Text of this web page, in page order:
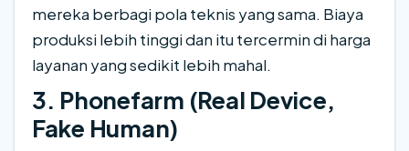
mereka berbagi pola teknis yang sama. Biaya
produksi lebih tinggi dan itu tercermin di harga
layanan yang sedikit lebih mahal.
3. Phonefarm (Real Device,
Fake Human)